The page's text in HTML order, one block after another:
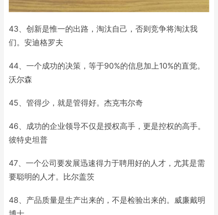
43、创新是惟一的出路，淘汰自己，否则竞争将淘汰我
们。安迪格罗夫
44、一个成功的决策，等于90%的信息加上10%的直觉。
沃尔森
45、管得少，就是管得好。杰克韦尔奇
46、成功的企业领导不仅是授权高手，更是控权的高手。
彼特史坦普
47、一个公司要发展迅速得力于聘用好的人才，尤其是需
要聪明的人才。比尔盖茨
48、产品质量是生产出来的，不是检验出来的。威廉戴明